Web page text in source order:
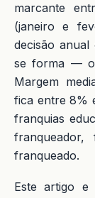
marcante
(janeiro e
decisão
se forma —
Margem
fica entre 8%
franquias
franqueado.
Este artigo